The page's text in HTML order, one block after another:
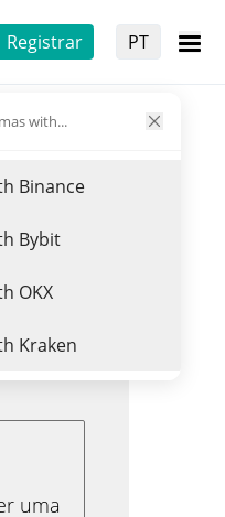
Registrar PT
with...
Binance
Bybit
OKX
Kraken
uma